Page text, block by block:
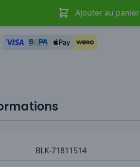
Ajouter au panier
BLK-71811514